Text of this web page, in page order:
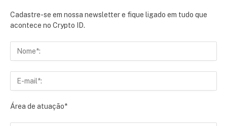
Cadastre-se em nossa newsletter e fique ligado em tudo que
acontece no Crypto ID.
Área de atuação*